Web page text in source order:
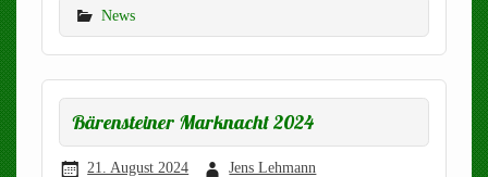
News
Bärensteiner Marknacht 2024
21. August 2024 Jens Lehmann